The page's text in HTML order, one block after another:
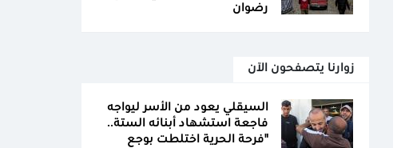
رضوان
زوارنا يتصفحون الآن
السيقلي يعود من الأسر ليواجه
فاجعة استشهاد أبنائه الستة..
"فرحة الحرية اختلطت بوجع